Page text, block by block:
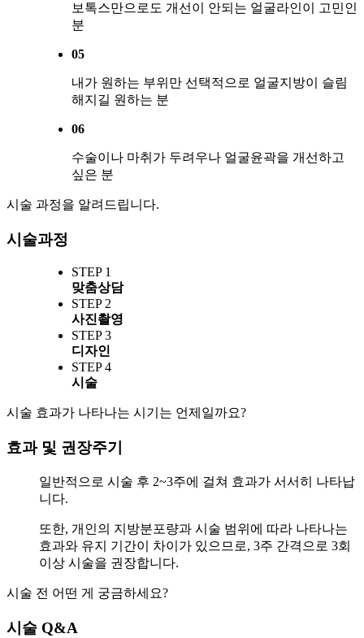
보톡스만으로도 개선이 안되는 얼굴라인이 고민인
분
05
내가 원하는 부위만 선택적으로 얼굴지방이 슬림
해지길 원하는 분
06
수술이나 마취가 두려우나 얼굴윤곽을 개선하고
싶은 분
시술 과정을 알려드립니다.
시술과정
STEP 1
맞춤상담
STEP 2
사진촬영
STEP 3
디자인
STEP 4
시술
시술 효과가 나타나는 시기는 언제일까요?
효과 및 권장주기
일반적으로 시술 후 2~3주에 걸쳐 효과가 서서히 나타납
니다.
또한, 개인의 지방분포량과 시술 범위에 따라 나타나는
효과와 유지 기간이 차이가 있으므로, 3주 간격으로 3회
이상 시술을 권장합니다.
시술 전 어떤 게 궁금하세요?
시술 Q&A